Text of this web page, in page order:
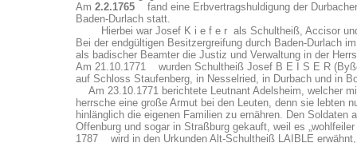
Am 2.2.1765 fand eine Erbvertragshuldigung der
Baden-Durlach statt.
Hierbei war Josef K i e f e r als Schultheiß, Accisor
Bei der endgültigen Besitzergreifung durch Baden-Durlach
als badischer Beamter die Justiz und Verwaltung in der
Am 21.10.1771 wurden Schultheiß Josef B E I S E R
auf Schloss Staufenberg, in Nesselried, in Durbach und in
Am 23.10.1771 berichtete Leutnant Adelsheim, welcher
herrsche eine große Armut bei den Leuten, denn sie lebten
hinlänglich die eigenen Familien zu ernähren. Den
Offenburg und sogar in Straßburg gekauft, weil es „wohlfeiler
1787 wird in den Urkunden Alt-Schultheiß LAIBLE